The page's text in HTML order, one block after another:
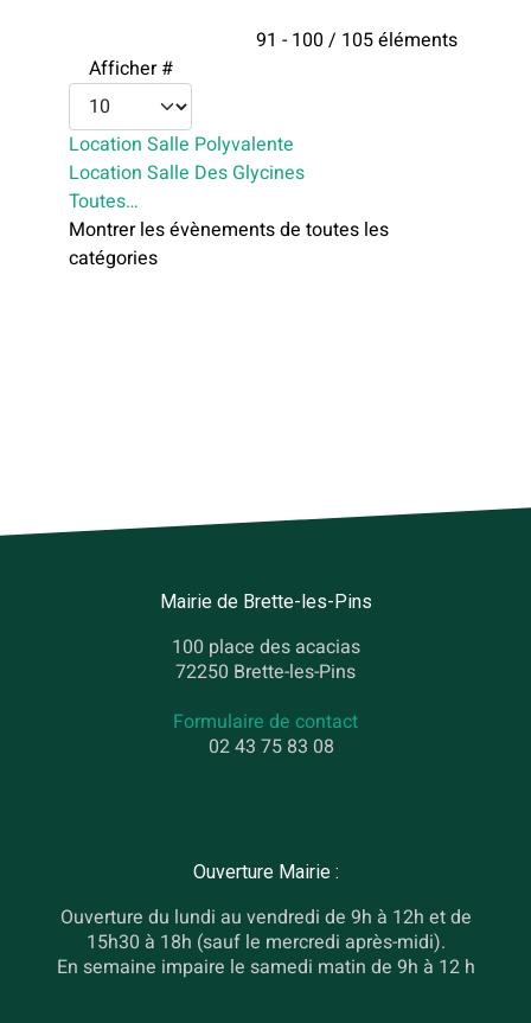
Limite de la pagination91 - 100 / 105 éléments
Afficher #
Location Salle Polyvalente
Location Salle Des Glycines
Toutes…
Montrer les évènements de toutes les
catégories
Mairie de Brette-les-Pins
100 place des acacias
72250 Brette-les-Pins
Formulaire de contact
02 43 75 83 08
Ouverture Mairie :
Ouverture du lundi au vendredi de 9h à 12h et de
15h30 à 18h (sauf le mercredi après-midi).
En semaine impaire le samedi matin de 9h à 12 h